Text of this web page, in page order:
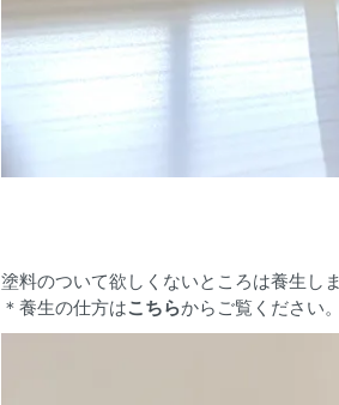
塗料のついて欲しくないところは養生しま
＊養生の仕方はこちらからご覧ください。